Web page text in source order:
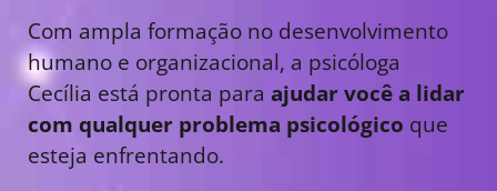
Com ampla formação no desenvolvimento
humano e organizacional, a psicóloga
Cecília está pronta para ajudar você a lidar
com qualquer problema psicológico que
esteja enfrentando.